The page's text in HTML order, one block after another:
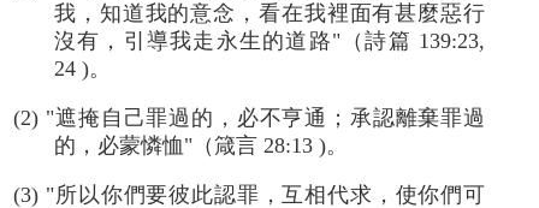
我，知道我的意念，看在我裡面有甚麼惡行
沒有，引導我走永生的道路"（詩篇 139:23,
24 )。
(2) "遮掩自己罪過的，必不亨通；承認離棄罪過
的，必蒙憐恤"（箴言 28:13 )。
(3) "所以你們要彼此認罪，互相代求，使你們可